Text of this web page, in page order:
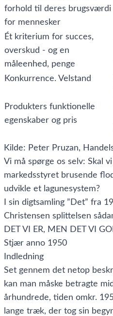
forhold til deres brugsværdi
for mennesker
Ét kriterium for succes,
overskud - og en
måleenhed, penge
Konkurrence. Velstand
Produkters funktionelle
egenskaber og pris
Kilde: Peter Pruzan,
Vi må spørge os selv: Skal
markedsstyret brusende
udvikle et lagunesystem?
I sin digtsamling ”Det” fra
Christensen splittelsen
DET VI ER, MEN DET VI
Stjær anno 1950
Indledning
Set gennem det netop
kan man måske betragte
århundrede, tiden omkr.
lange træk, der tog sin